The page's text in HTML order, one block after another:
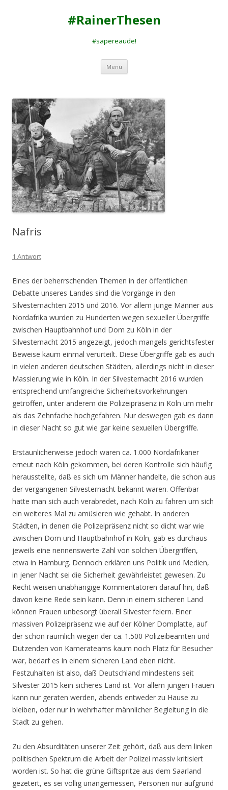
#RainerThesen
#sapereaude!
Menü Zum
springen
Nafris
1 Antwort
Eines der beherrschenden Themen in der öffentlichen
Debatte unseres Landes sind die Vorgänge in den
Silvesternächten 2015 und 2016. Vor allem junge Männer aus
Nordafrika wurden zu Hunderten wegen sexueller Übergriffe
zwischen Hauptbahnhof und Dom zu Köln in der
Silvesternacht 2015 angezeigt, jedoch mangels gerichtsfester
Beweise kaum einmal verurteilt. Diese Übergriffe gab es auch
in vielen anderen deutschen Städten, allerdings nicht in dieser
Massierung wie in Köln. In der Silvesternacht 2016 wurden
entsprechend umfangreiche Sicherheitsvorkehrungen
getroffen, unter anderem die Polizeipräsenz in Köln um mehr
als das Zehnfache hochgefahren. Nur deswegen gab es dann
in dieser Nacht so gut wie gar keine sexuellen Übergriffe.
Erstaunlicherweise jedoch waren ca. 1.000 Nordafrikaner
erneut nach Köln gekommen, bei deren Kontrolle sich häufig
herausstellte, daß es sich um Männer handelte, die schon aus
der vergangenen Silvesternacht bekannt waren. Offenbar
hatte man sich auch verabredet, nach Köln zu fahren um sich
ein weiteres Mal zu amüsieren wie gehabt. In anderen
Städten, in denen die Polizeipräsenz nicht so dicht war wie
zwischen Dom und Hauptbahnhof in Köln, gab es durchaus
jeweils eine nennenswerte Zahl von solchen Übergriffen,
etwa in Hamburg. Dennoch erklären uns Politik und Medien,
in jener Nacht sei die Sicherheit gewährleistet gewesen. Zu
Recht weisen unabhängige Kommentatoren darauf hin, daß
davon keine Rede sein kann. Denn in einem sicheren Land
können Frauen unbesorgt überall Silvester feiern. Einer
massiven Polizeipräsenz wie auf der Kölner Domplatte, auf
der schon räumlich wegen der ca. 1.500 Polizeibeamten und
Dutzenden von Kamerateams kaum noch Platz für Besucher
war, bedarf es in einem sicheren Land eben nicht.
Festzuhalten ist also, daß Deutschland mindestens seit
Silvester 2015 kein sicheres Land ist. Vor allem jungen Frauen
kann nur geraten werden, abends entweder zu Hause zu
bleiben, oder nur in wehrhafter männlicher Begleitung in die
Stadt zu gehen.
Zu den Absurditäten unserer Zeit gehört, daß aus dem linken
politischen Spektrum die Arbeit der Polizei massiv kritisiert
worden ist. So hat die grüne Giftspritze aus dem Saarland
gezetert, es sei völlig unangemessen, Personen nur aufgrund